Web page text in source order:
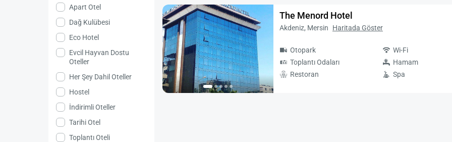
Apart Otel
Dağ Kulübesi
Eco Hotel
Evcil Hayvan Dostu
Oteller
Her Şey Dahil Oteller
Hostel
İndirimli Oteller
Tarihi Otel
Toplantı Oteli
The Menord Hotel
Akdeniz, Mersin Haritada Göster
Otopark
Wi-Fi
Toplantı Odaları
Hamam
Restoran
Spa